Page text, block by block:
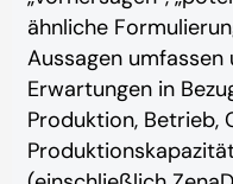
ähnliche
Aussagen
Erwartungen in
Produktion, Betrieb,